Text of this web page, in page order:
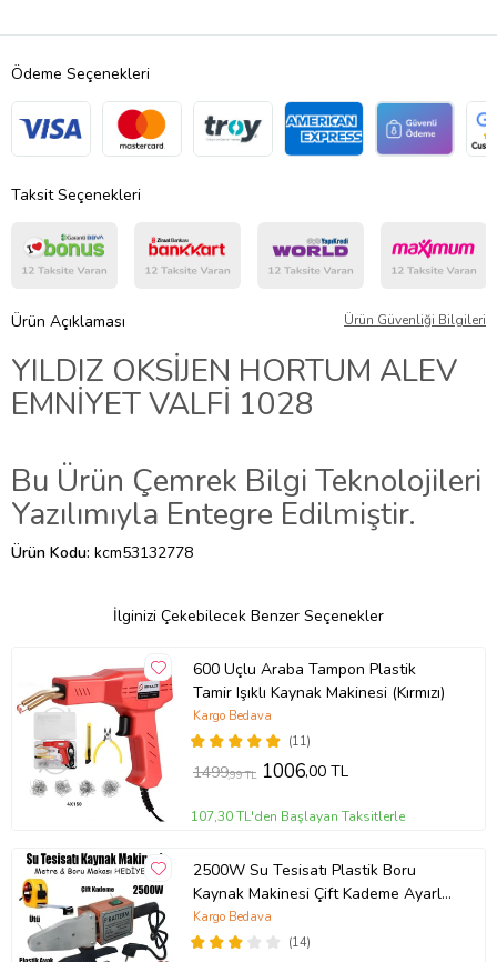
Ödeme Seçenekleri
Taksit Seçenekleri
Ürün Açıklaması Ürün Güvenliği Bilgileri
YILDIZ OKSİJEN HORTUM ALEV
EMNİYET VALFİ 1028
Bu Ürün Çemrek Bilgi Teknolojileri
Yazılımıyla Entegre Edilmiştir.
Ürün Kodu: kcm53132778
İlginizi Çekebilecek Benzer Seçenekler
600 Uçlu Araba Tampon Plastik
Tamir Işıklı Kaynak Makinesi (Kırmızı)
(11)
Kargo Bedava
1499,99 TL 1006,00 TL
107,30 TL'den Başlayan Taksitlerle
2500W Su Tesisatı Plastik Boru
Kaynak Makinesi Çift Kademe Ayarlı
Çantalı Makas Pafta Ucu Alyan Seti
(14)
Kargo Bedava